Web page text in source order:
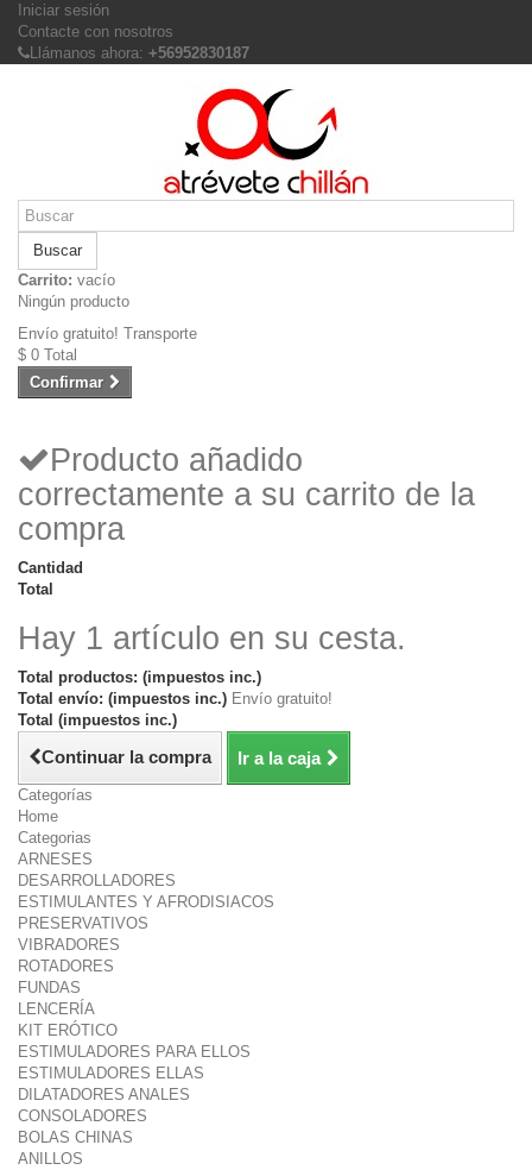
Iniciar sesión
Contacte con nosotros
Llámanos ahora: +56952830187
Buscar
Carrito: vacío
Ningún producto
Envío gratuito! Transporte
$ 0 Total
Confirmar
Producto añadido
correctamente a su carrito de la
compra
Cantidad
Total
Hay 1 artículo en su cesta.
Total productos: (impuestos inc.)
Total envío: (impuestos inc.) Envío gratuito!
Total (impuestos inc.)
Continuar la compra Ir a la caja
Categorías
Home
Categorias
ARNESES
DESARROLLADORES
ESTIMULANTES Y AFRODISIACOS
PRESERVATIVOS
VIBRADORES
ROTADORES
FUNDAS
LENCERÍA
KIT ERÓTICO
ESTIMULADORES PARA ELLOS
ESTIMULADORES ELLAS
DILATADORES ANALES
CONSOLADORES
BOLAS CHINAS
ANILLOS